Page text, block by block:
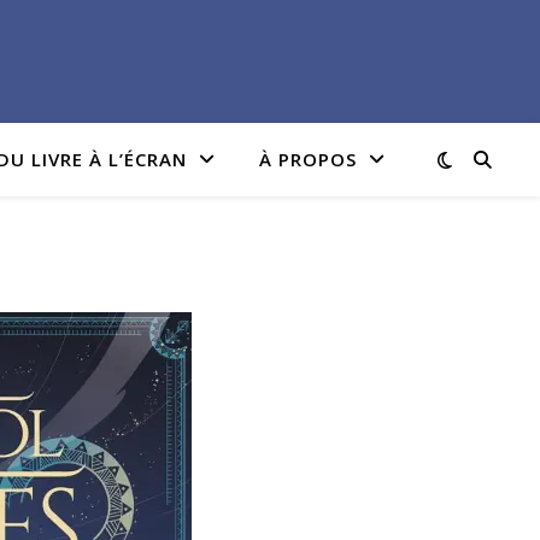
LIVRE À L’ÉCRAN À PROPOS